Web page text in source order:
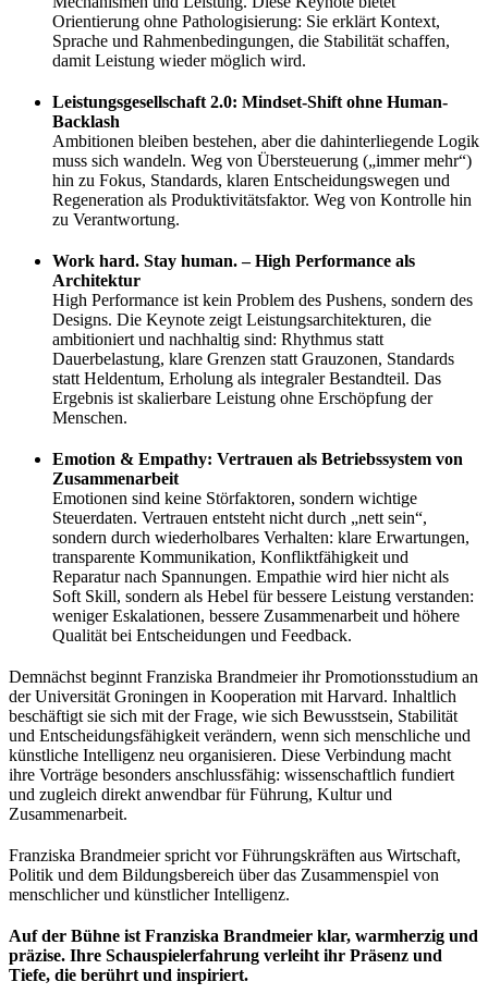
Orientierung ohne Pathologisierung: Sie erklärt Kontext,
Sprache und Rahmenbedingungen, die Stabilität schaffen,
damit Leistung wieder möglich wird.
Leistungsgesellschaft 2.0: Mindset-Shift ohne Human-
Backlash
Ambitionen bleiben bestehen, aber die dahinterliegende Logik
muss sich wandeln. Weg von Übersteuerung („immer mehr“)
hin zu Fokus, Standards, klaren Entscheidungswegen und
Regeneration als Produktivitätsfaktor. Weg von Kontrolle hin
zu Verantwortung.
Work hard. Stay human. – High Performance als
Architektur
High Performance ist kein Problem des Pushens, sondern des
Designs. Die Keynote zeigt Leistungsarchitekturen, die
ambitioniert und nachhaltig sind: Rhythmus statt
Dauerbelastung, klare Grenzen statt Grauzonen, Standards
statt Heldentum, Erholung als integraler Bestandteil. Das
Ergebnis ist skalierbare Leistung ohne Erschöpfung der
Menschen.
Emotion & Empathy: Vertrauen als Betriebssystem von
Zusammenarbeit
Emotionen sind keine Störfaktoren, sondern wichtige
Steuerdaten. Vertrauen entsteht nicht durch „nett sein“,
sondern durch wiederholbares Verhalten: klare Erwartungen,
transparente Kommunikation, Konfliktfähigkeit und
Reparatur nach Spannungen. Empathie wird hier nicht als
Soft Skill, sondern als Hebel für bessere Leistung verstanden:
weniger Eskalationen, bessere Zusammenarbeit und höhere
Qualität bei Entscheidungen und Feedback.
Demnächst beginnt Franziska Brandmeier ihr Promotionsstudium an
der Universität Groningen in Kooperation mit Harvard. Inhaltlich
beschäftigt sie sich mit der Frage, wie sich Bewusstsein, Stabilität
und Entscheidungsfähigkeit verändern, wenn sich menschliche und
künstliche Intelligenz neu organisieren. Diese Verbindung macht
ihre Vorträge besonders anschlussfähig: wissenschaftlich fundiert
und zugleich direkt anwendbar für Führung, Kultur und
Zusammenarbeit.
Franziska Brandmeier spricht vor Führungskräften aus Wirtschaft,
Politik und dem Bildungsbereich über das Zusammenspiel von
menschlicher und künstlicher Intelligenz.
Auf der Bühne ist Franziska Brandmeier klar, warmherzig und
präzise. Ihre Schauspielerfahrung verleiht ihr Präsenz und
Tiefe, die berührt und inspiriert.